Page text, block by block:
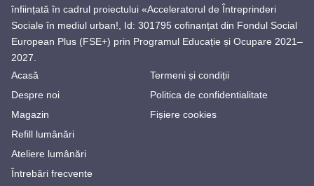
înființată în cadrul proiectului «Acceleratorul de Întreprinderi
Sociale în mediul urban!, Id: 301795 cofinanțat din Fondul Social
European Plus (FSE+) prin Programul Educație și Ocupare 2021–
2027.
Acasă
Despre noi
Magazin
Refill lumânări
Ateliere lumânări
Întrebări frecvente
Termeni și condiții
Politica de confidentialitate
Fișiere cookies